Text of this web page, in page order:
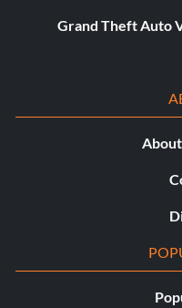
Grand Theft Auto